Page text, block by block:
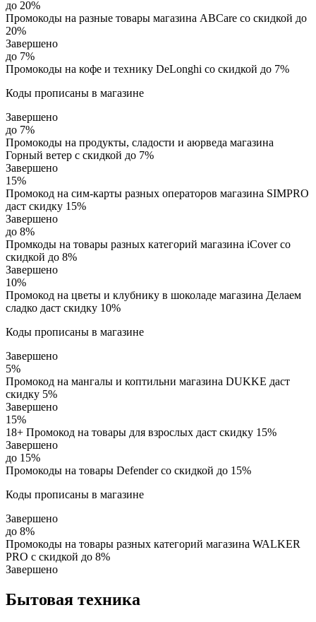
до 20%
Промокоды на разные товары магазина ABCare со скидкой до
20%
Завершено
до 7%
Промокоды на кофе и технику DeLonghi со скидкой до 7%
Коды прописаны в магазине
Завершено
до 7%
Промокоды на продукты, сладости и аюрведа магазина
Горный ветер с скидкой до 7%
Завершено
15%
Промокод на сим-карты разных операторов магазина SIMPRO
даст скидку 15%
Завершено
до 8%
Промкоды на товары разных категорий магазина iCover со
скидкой до 8%
Завершено
10%
Промокод на цветы и клубнику в шоколаде магазина Делаем
сладко даст скидку 10%
Коды прописаны в магазине
Завершено
5%
Промокод на мангалы и коптильни магазина DUKKE даст
скидку 5%
Завершено
15%
18+ Промокод на товары для взрослых даст скидку 15%
Завершено
до 15%
Промокоды на товары Defender со скидкой до 15%
Коды прописаны в магазине
Завершено
до 8%
Промокоды на товары разных категорий магазина WALKER
PRO с скидкой до 8%
Завершено
Бытовая техника